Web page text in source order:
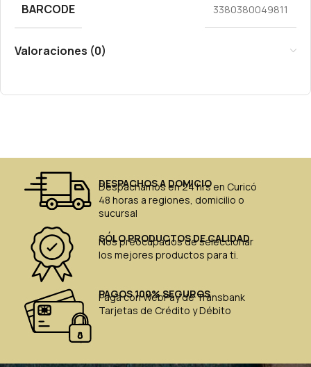
BARCODE 3380380049811
Valoraciones (0)
DESPACHOS A DOMICIO
Despachamos en 24 hrs en Curicó
48 horas a regiones, domicilio o
sucursal
SÓLO PRODUCTOS DE CALIDAD
Nos preocupados de seleccionar
los mejores productos para ti.
PAGOS 100% SEGUROS
Paga con WebPay de Transbank
Tarjetas de Crédito y Débito